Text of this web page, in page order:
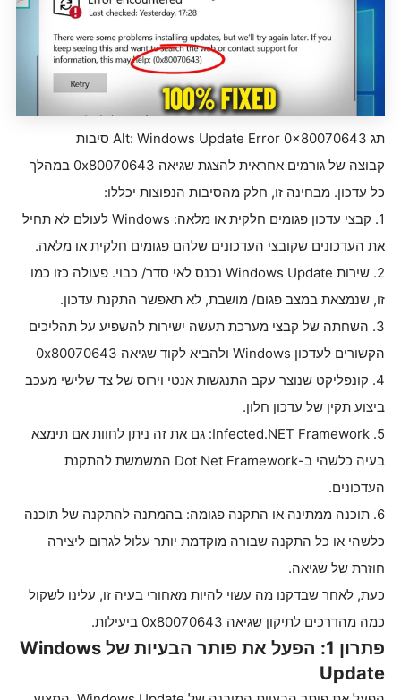
תג Alt: Windows Update Error 0x80070643 סיבות
קבוצה של גורמים אחראית להצגת שגיאה 0x80070643 במהלך
כל עדכון. מבחינה זו, חלק מהסיבות הנפוצות יכללו:
1. קבצי עדכון פגומים חלקית או מלאה: Windows לעולם לא תחיל
את העדכונים שקובצי העדכונים שלהם פגומים חלקית או מלאה.
2. שירות Windows Update נכנס לאי סדר/ כבוי. פעולה כזו כמו
זו, שנמצאת במצב פגום/ מושבת, לא תאפשר התקנת עדכון.
3. השחתה של קבצי מערכת תעשה ישירות להשפיע על תהליכים
הקשורים לעדכון Windows ולהביא לקוד שגיאה 0x80070643
4. קונפליקט שנוצר עקב התנגשות אנטי וירוס של צד שלישי מעכב
ביצוע תקין של עדכון חלון.
5. Infected.NET Framework: גם את זה ניתן לחוות אם תימצא
בעיה כלשהי ב-Dot Net Framework המשמשת להתקנת
העדכונים.
6. תוכנה ממתינה או התקנה פגומה: בהמתנה להתקנה של תוכנה
כלשהי או כל התקנה שבורה מוקדמת יותר עלול לגרום ליצירה
חוזרת של שגיאה.
כעת, לאחר שבדקנו מה עשוי להיות מאחורי בעיה זו, עלינו לשקול
כמה מהדרכים לתיקון שגיאה 0x80070643 ביעילות.
פתרון 1: הפעל את פותר הבעיות של Windows
Update